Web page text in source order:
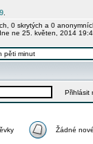
0 skrytých a 0
ne 25. květen, 2014
pěti minut
Přihlásit
Žádné